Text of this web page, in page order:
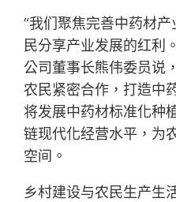
“我们聚焦完善中药材
民分享产业发展的红利
公司董事长熊伟委员说
农民紧密合作，打造中
将发展中药材标准化种
链现代化经营水平，为
空间。
乡村建设与农民生产生